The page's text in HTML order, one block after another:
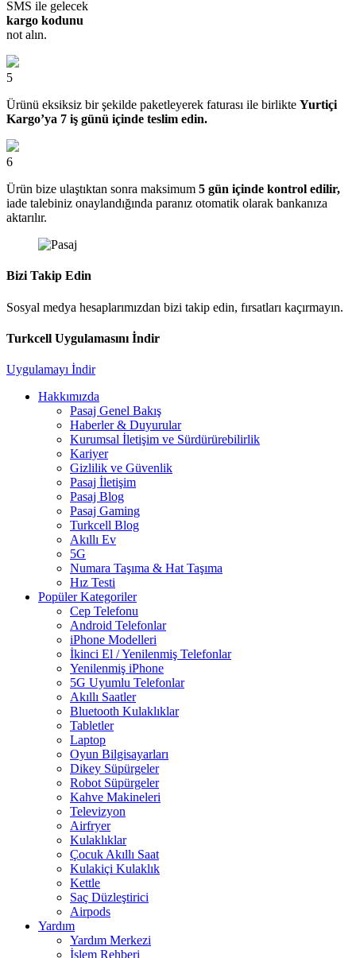
SMS ile gelecek
kargo kodunu
not alın.
5
Ürünü eksiksiz bir şekilde paketleyerek faturası ile birlikte Yurtiçi
Kargo’ya 7 iş günü içinde teslim edin.
6
Ürün bize ulaştıktan sonra maksimum 5 gün içinde kontrol edilir,
iade talebiniz onaylandığında paranız otomatik olarak bankanıza
aktarılır.
Bizi Takip Edin
Sosyal medya hesaplarımızdan bizi takip edin, fırsatları kaçırmayın.
Turkcell Uygulamasını İndir
Uygulamayı İndir
Hakkımızda
Pasaj Genel Bakış
Haberler & Duyurular
Kurumsal İletişim ve Sürdürürebilirlik
Kariyer
Gizlilik ve Güvenlik
Pasaj İletişim
Pasaj Blog
Pasaj Gaming
Turkcell Blog
Akıllı Ev
5G
Numara Taşıma & Hat Taşıma
Hız Testi
Popüler Kategoriler
Cep Telefonu
Android Telefonlar
iPhone Modelleri
İkinci El / Yenilenmiş Telefonlar
Yenilenmiş iPhone
5G Uyumlu Telefonlar
Akıllı Saatler
Bluetooth Kulaklıklar
Tabletler
Laptop
Oyun Bilgisayarları
Dikey Süpürgeler
Robot Süpürgeler
Kahve Makineleri
Televizyon
Airfryer
Kulaklıklar
Çocuk Akıllı Saat
Kulakiçi Kulaklık
Kettle
Saç Düzleştirici
Airpods
Yardım
Yardım Merkezi
İşlem Rehberi